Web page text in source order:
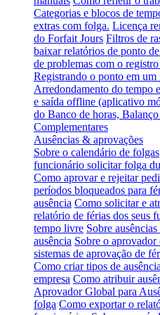
Categorias e blocos de
extras com folga. Licença
do Forfait Jours Filtros de
baixar relatórios de ponto
de problemas com o
Registrando o ponto em
Arredondamento do tempo
e saída offline (aplicativo
do Banco de horas,
Complementares
Ausências & aprovações
Sobre o calendário de folgas
funcionário solicitar folga
Como aprovar e rejeitar
períodos bloqueados para
ausência Como solicitar e
relatório de férias dos seus
tempo livre Sobre
ausência Sobre o
sistemas de aprovação de
Como criar tipos de
empresa Como atribuir
Aprovador Global para
folga Como exportar o